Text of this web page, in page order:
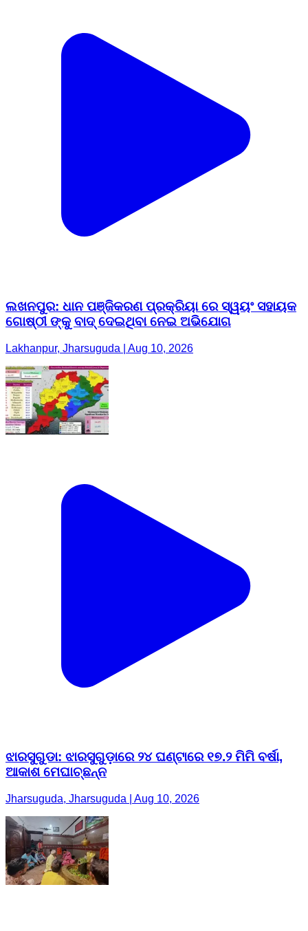
ଲଖନପୁର: ଧାନ ପଞ୍ଜିକରଣ ପ୍ରକ୍ରିୟା ରେ ସ୍ୱୟଂ ସହାୟକ
ଗୋଷ୍ଠୀ ଙ୍କୁ ବାଦ୍ ଦେଇଥିବା ନେଇ ଅଭିଯୋଗ
Lakhanpur, Jharsuguda | Aug 10, 2026
ଝାରସୁଗୁଡା: ଝାରସୁଗୁଡ଼ାରେ ୨୪ ଘଣ୍ଟାରେ ୧୭.୨ ମିମି ବର୍ଷା,
ଆକାଶ ମେଘାଚ୍ଛନ୍ନ
Jharsuguda, Jharsuguda | Aug 10, 2026